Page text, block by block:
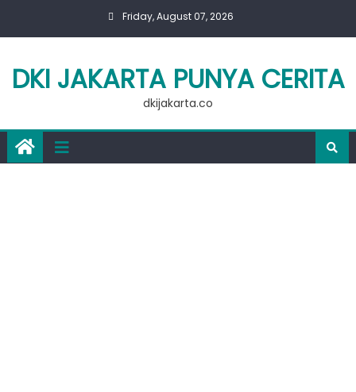
Friday, August 07, 2026
DKI JAKARTA PUNYA CERITA
dkijakarta.co